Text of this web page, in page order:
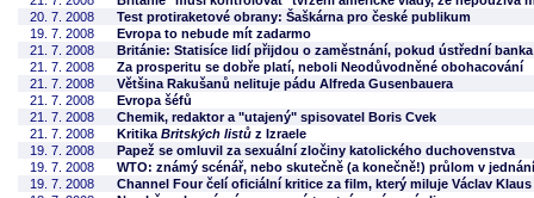
20. 7. 2008
Test protiraketové obrany: Šaškárna pro české publikum
19. 7. 2008
Evropa to nebude mít zadarmo
21. 7. 2008
Británie: Statisíce lidí přijdou o zaměstnání, pokud ústřední
21. 7. 2008
Za prosperitu se dobře platí, neboli Neodůvodněné obohacování
21. 7. 2008
Většina Rakušanů nelituje pádu Alfreda Gusenbauera
21. 7. 2008
Evropa šéfů
21. 7. 2008
Chemik, redaktor a "utajený" spisovatel Boris Cvek
21. 7. 2008
Kritika Britských listů z Izraele
19. 7. 2008
Papež se omluvil za sexuální zločiny katolického duchovenstva
19. 7. 2008
WTO: známý scénář, nebo skutečně (a konečně!) průlom v
19. 7. 2008
Channel Four čelí oficiální kritice za film, který miluje Václav Klaus